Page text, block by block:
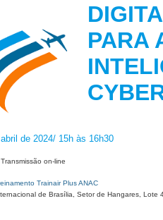
PARA
de 2024/ 15h às 16h30
on-line
Trainair Plus ANAC
de Brasília, Setor de Hangares, Lote